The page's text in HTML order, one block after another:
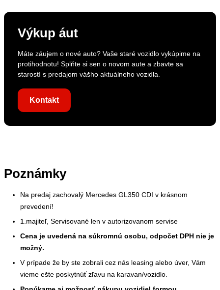
Výkup áut
Máte záujem o nové auto? Vaše staré vozidlo vykúpime na
protihodnotu! Splňte si sen o novom aute a zbavte sa
starostí s predajom vášho aktuálneho vozidla.
Kontakt
Poznámky
Na predaj zachovalý Mercedes GL350 CDI v krásnom
prevedení!
1.majiteľ, Servisované len v autorizovanom servise
Cena je uvedená na súkromnú osobu, odpočet DPH nie je
možný.
V prípade že by ste zobrali cez nás leasing alebo úver, Vám
vieme ešte poskytnúť zľavu na karavan/vozidlo.